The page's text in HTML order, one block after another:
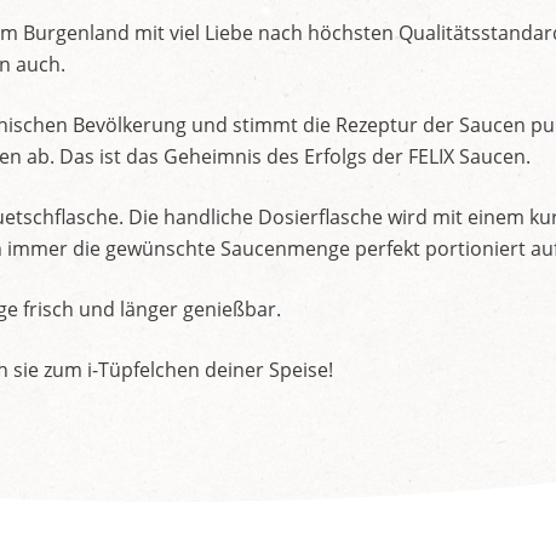
Burgenland mit viel Liebe nach höchsten
auch.
Bevölkerung und stimmt die Rezeptur der Saucen
Das ist das Geheimnis des Erfolgs der FELIX Saucen.
Die handliche Dosierflasche wird mit einem
die gewünschte Saucenmenge perfekt portioniert
frisch und länger genießbar.
sie zum i-Tüpfelchen deiner Speise!